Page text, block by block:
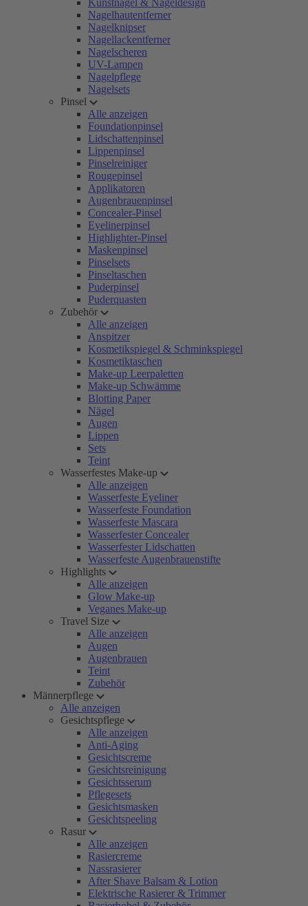
Kunstnägel & Nageldesign
Nagelhautentferner
Nagelknipser
Nagellackentferner
Nagelscheren
UV-Lampen
Nagelpflege
Nagelsets
Pinsel
Alle anzeigen
Foundationpinsel
Lidschattenpinsel
Lippenpinsel
Pinselreiniger
Rougepinsel
Applikatoren
Augenbrauenpinsel
Concealer-Pinsel
Eyelinerpinsel
Highlighter-Pinsel
Maskenpinsel
Pinselsets
Pinseltaschen
Puderpinsel
Puderquasten
Zubehör
Alle anzeigen
Anspitzer
Kosmetikspiegel & Schminkspiegel
Kosmetiktaschen
Make-up Leerpaletten
Make-up Schwämme
Blotting Paper
Nägel
Augen
Lippen
Sets
Teint
Wasserfestes Make-up
Alle anzeigen
Wasserfeste Eyeliner
Wasserfeste Foundation
Wasserfeste Mascara
Wasserfester Concealer
Wasserfester Lidschatten
Wasserfeste Augenbrauenstifte
Highlights
Alle anzeigen
Glow Make-up
Veganes Make-up
Travel Size
Alle anzeigen
Augen
Augenbrauen
Teint
Zubehör
Männerpflege
Alle anzeigen
Gesichtspflege
Alle anzeigen
Anti-Aging
Gesichtscreme
Gesichtsreinigung
Gesichtsserum
Pflegesets
Gesichtsmasken
Gesichtspeeling
Rasur
Alle anzeigen
Rasiercreme
Nassrasierer
After Shave Balsam & Lotion
Elektrische Rasierer & Trimmer